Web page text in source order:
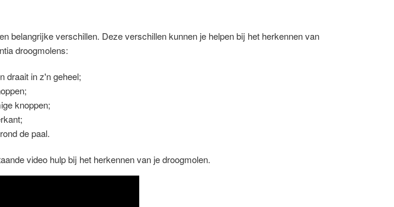
belangrijke verschillen. Deze verschillen kunnen je helpen bij het herkennen van
droogmolens:
draait in z'n geheel;
knoppen;
de paal.
video hulp bij het herkennen van je droogmolen.